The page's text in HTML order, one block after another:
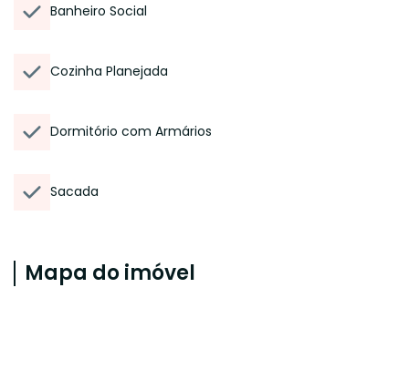
Banheiro Social
Cozinha Planejada
Dormitório com Armários
Sacada
Mapa do imóvel